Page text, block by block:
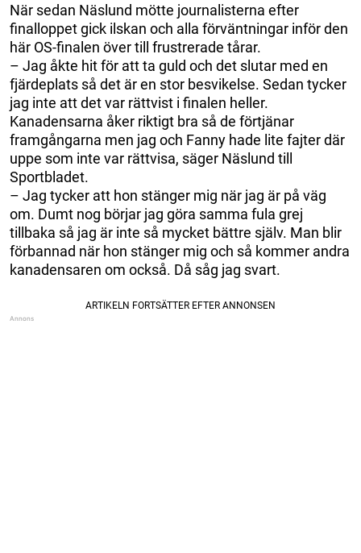
När sedan Näslund mötte journalisterna efter
finalloppet gick ilskan och alla förväntningar inför den
här OS-finalen över till frustrerade tårar.
– Jag åkte hit för att ta guld och det slutar med en
fjärdeplats så det är en stor besvikelse. Sedan tycker
jag inte att det var rättvist i finalen heller.
Kanadensarna åker riktigt bra så de förtjänar
framgångarna men jag och Fanny hade lite fajter där
uppe som inte var rättvisa, säger Näslund till
Sportbladet.
– Jag tycker att hon stänger mig när jag är på väg
om. Dumt nog börjar jag göra samma fula grej
tillbaka så jag är inte så mycket bättre själv. Man blir
förbannad när hon stänger mig och så kommer andra
kanadensaren om också. Då såg jag svart.